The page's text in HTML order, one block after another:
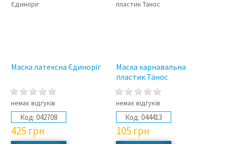
Маска латексна Єдиноріг
немає відгуків
Код: 042708
425 грн
Маска карнавальна
пластик Танос
немає відгуків
Код: 044413
105 грн